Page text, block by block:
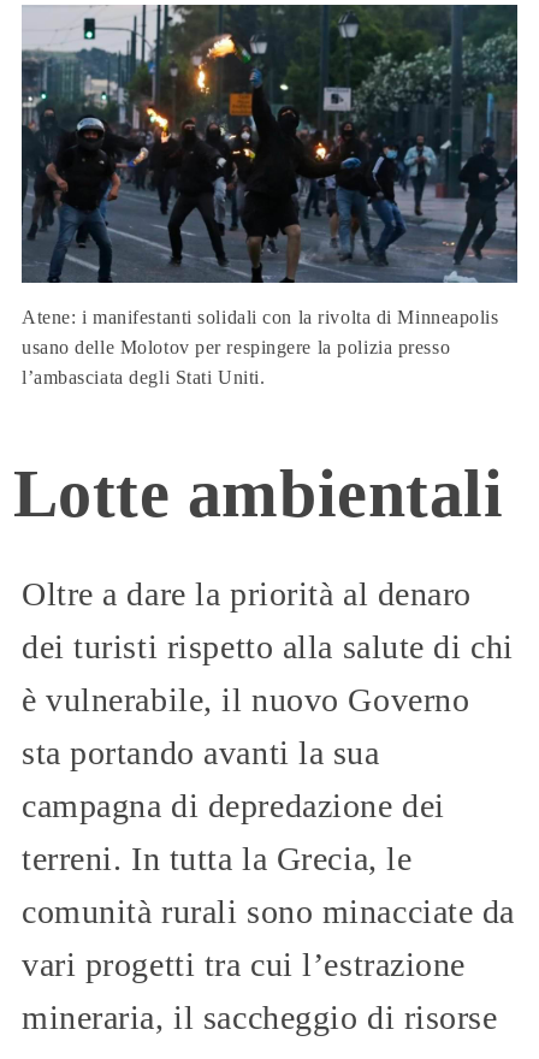
Atene: i manifestanti solidali con la rivolta di Minneapolis
usano delle Molotov per respingere la polizia presso
l’ambasciata degli Stati Uniti.
Lotte ambientali
Oltre a dare la priorità al denaro
dei turisti rispetto alla salute di chi
è vulnerabile, il nuovo Governo
sta portando avanti la sua
campagna di depredazione dei
terreni. In tutta la Grecia, le
comunità rurali sono minacciate da
vari progetti tra cui l’estrazione
mineraria, il saccheggio di risorse